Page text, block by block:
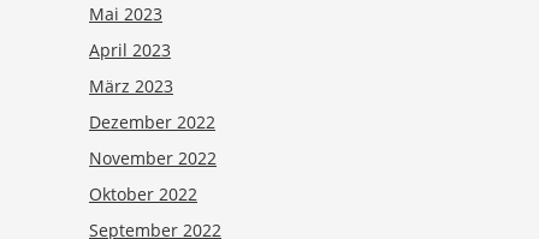
Mai 2023
April 2023
März 2023
Dezember 2022
November 2022
Oktober 2022
September 2022